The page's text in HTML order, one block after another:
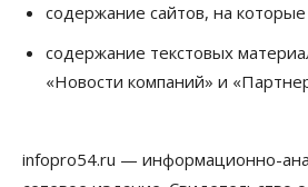
Недвижимость
Антон Рехтин: Вместе строим
10 Августа 2026, 13:15
Цены в ресторанах
содержание сайтов, на
содержание текстовых
«Новости компаний» и
infopro54.ru — информационно-